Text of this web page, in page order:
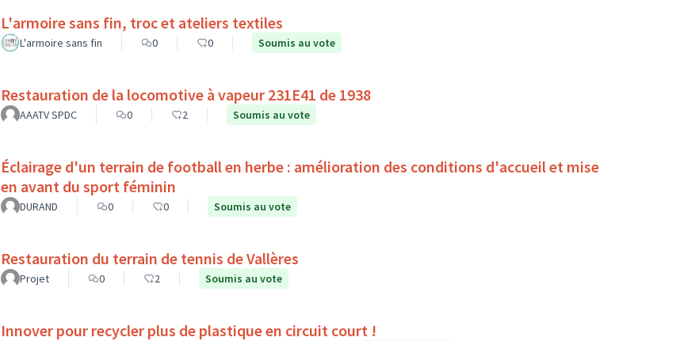
L'armoire sans fin, troc et ateliers textiles
L'armoire sans fin 0 0 Soumis au vote
Restauration de la locomotive à vapeur 231E41 de 1938
AAATV SPDC 0 2 Soumis au vote
Éclairage d'un terrain de football en herbe : amélioration des conditions d'accueil et mise
en avant du sport féminin
DURAND 0 0 Soumis au vote
Restauration du terrain de tennis de Vallères
Projet 0 2 Soumis au vote
Innover pour recycler plus de plastique en circuit court !